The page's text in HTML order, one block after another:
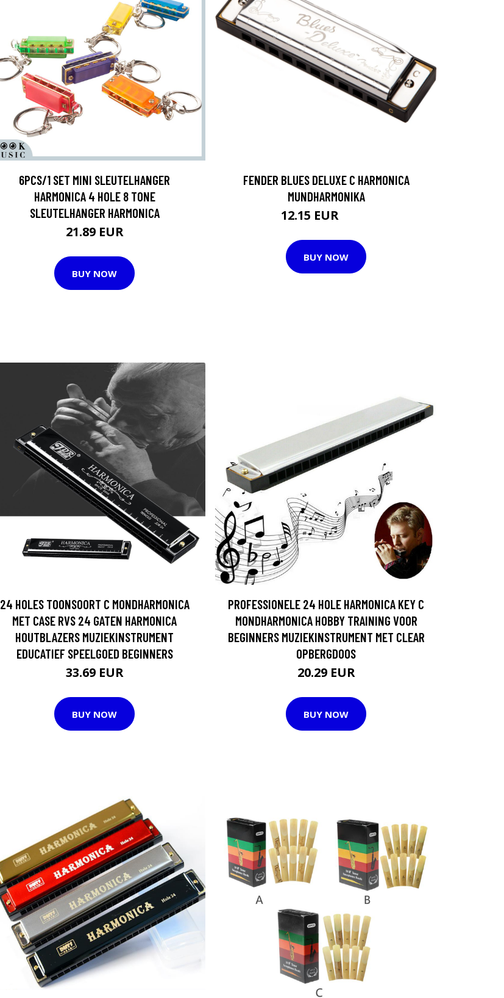
6PCS/1 SET MINI SLEUTELHANGER
HARMONICA 4 HOLE 8 TONE
SLEUTELHANGER HARMONICA
21.89 EUR
BUY NOW
FENDER BLUES DELUXE C HARMONICA
MUNDHARMONIKA
12.15 EUR
BUY NOW
24 HOLES TOONSOORT C MONDHARMONICA
MET CASE RVS 24 GATEN HARMONICA
HOUTBLAZERS MUZIEKINSTRUMENT
EDUCATIEF SPEELGOED BEGINNERS
33.69 EUR
BUY NOW
PROFESSIONELE 24 HOLE HARMONICA KEY C
MONDHARMONICA HOBBY TRAINING VOOR
BEGINNERS MUZIEKINSTRUMENT MET CLEAR
OPBERGDOOS
20.29 EUR
BUY NOW